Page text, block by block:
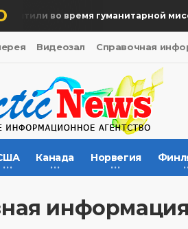
во время гуманитарной миссии
Видеозал Справочная
Канада Норвегия
информация